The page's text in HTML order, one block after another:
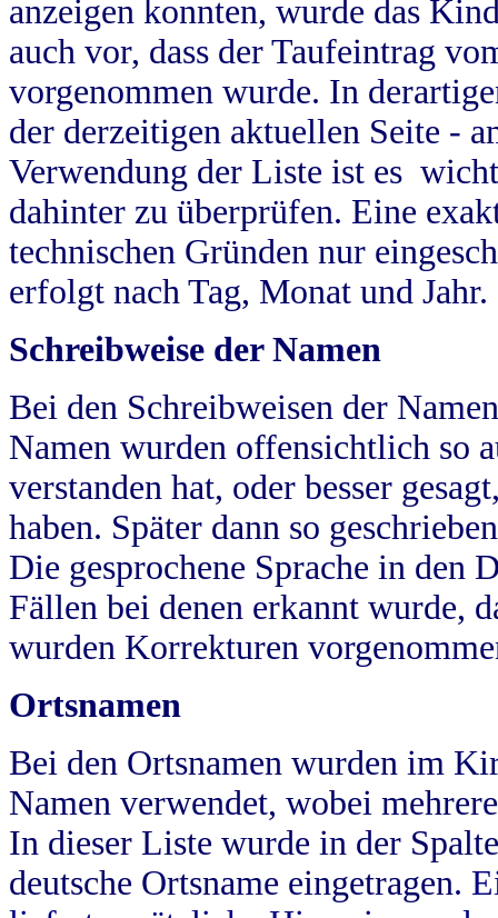
anzeigen konnten, wurde das
auch vor, dass der Taufeintrag
vorgenommen wurde. In
der derzeitigen aktuellen Seite -
Verwendung der Liste ist es
dahinter zu überprüfen. Eine
technischen Gründen nur
erfolgt nach Tag, Monat und Jahr.
Schreibweise der Namen
Bei den Schreibweisen der
Namen wurden offensichtlich so
verstanden hat, oder besser
haben. Später dann so
Die gesprochene Sprache in
Fällen bei denen erkannt wurde,
wurden Korrekturen
Ortsnamen
Bei den Ortsnamen wurden im
Namen verwendet, wobei
In dieser Liste wurde in der
deutsche Ortsname eingetragen.